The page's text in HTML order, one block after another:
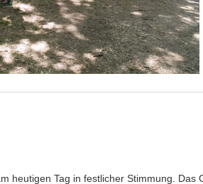
heutigen Tag in festlicher Stimmung. Das